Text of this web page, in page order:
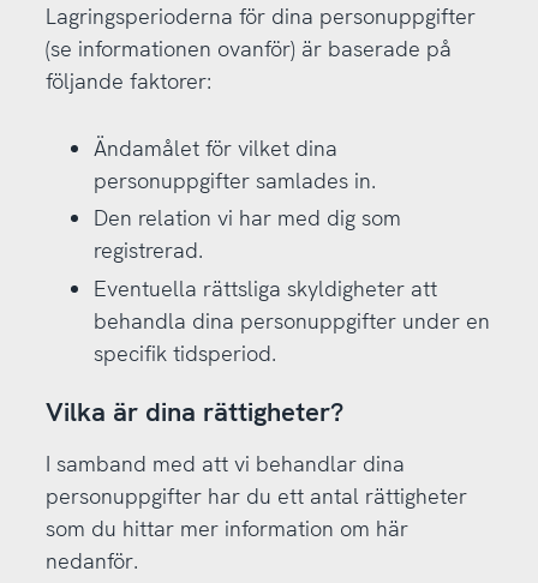
Lagringsperioderna för dina personuppgifter
(se informationen ovanför) är baserade på
följande faktorer:
Ändamålet för vilket dina
personuppgifter samlades in.
Den relation vi har med dig som
registrerad.
Eventuella rättsliga skyldigheter att
behandla dina personuppgifter under en
specifik tidsperiod.
Vilka är dina rättigheter?
I samband med att vi behandlar dina
personuppgifter har du ett antal rättigheter
som du hittar mer information om här
nedanför.